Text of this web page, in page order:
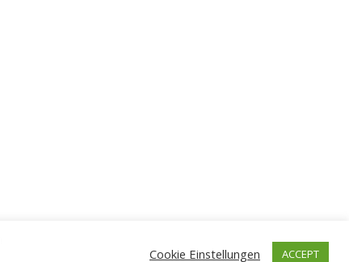
Cookie Einstellungen ACCEPT